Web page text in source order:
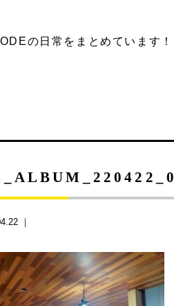
の日常をまとめています！
｜